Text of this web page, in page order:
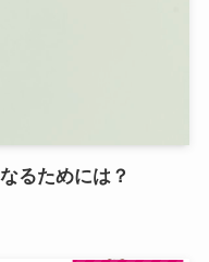
るためには？